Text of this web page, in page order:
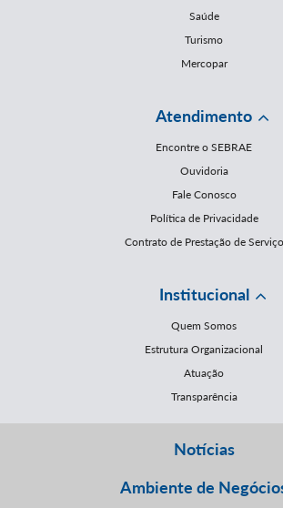
Saúde
Turismo
Mercopar
Atendimento
Encontre o SEBRAE
Ouvidoria
Fale Conosco
Política de Privacidade
Contrato de Prestação de Serviço
Institucional
Quem Somos
Estrutura Organizacional
Atuação
Transparência
Notícias
Ambiente de